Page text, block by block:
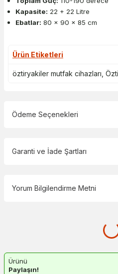
Kapasite: 22 + 22 Litre
Ebatlar: 80 x 90 x 85 cm
Ürün Etiketleri
öztiryakiler mutfak cihazları
Ödeme Seçenekleri
Garanti ve İade Şartları
Yorum Bilgilendirme Metni
Ürünü
Paylaşın!